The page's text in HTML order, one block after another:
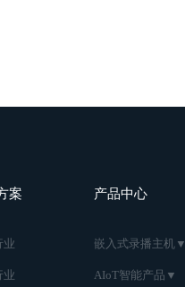
案
业
业
产品中心
嵌入式录播主机▼
AIoT智能产品▼